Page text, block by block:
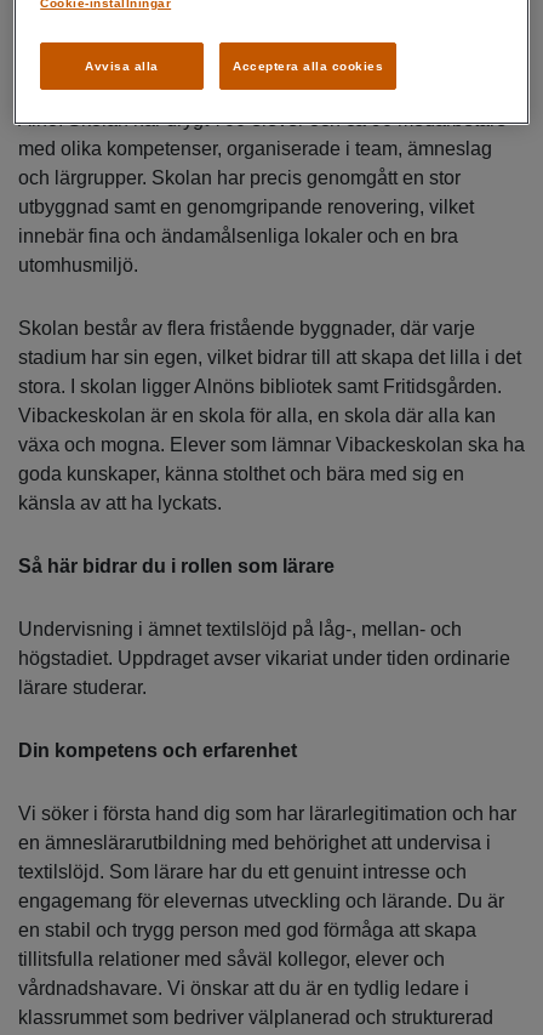
Vibackeskolan är en F-9 skola som ligger mitt i centrala
Alnö. Skolan har drygt 700 elever och ca 90 medarbetare
med olika kompetenser, organiserade i team, ämneslag
och lärgrupper. Skolan har precis genomgått en stor
utbyggnad samt en genomgripande renovering, vilket
innebär fina och ändamålsenliga lokaler och en bra
utomhusmiljö.
Skolan består av flera fristående byggnader, där varje
stadium har sin egen, vilket bidrar till att skapa det lilla i det
stora. I skolan ligger Alnöns bibliotek samt Fritidsgården.
Vibackeskolan är en skola för alla, en skola där alla kan
växa och mogna. Elever som lämnar Vibackeskolan ska ha
goda kunskaper, känna stolthet och bära med sig en
känsla av att ha lyckats.
Så här bidrar du i rollen som lärare
Undervisning i ämnet textilslöjd på låg-, mellan- och
högstadiet. Uppdraget avser vikariat under tiden ordinarie
lärare studerar.
Din kompetens och erfarenhet
Vi söker i första hand dig som har lärarlegitimation och har
en ämneslärarutbildning med behörighet att undervisa i
textilslöjd. Som lärare har du ett genuint intresse och
engagemang för elevernas utveckling och lärande. Du är
en stabil och trygg person med god förmåga att skapa
tillitsfulla relationer med såväl kollegor, elever och
vårdnadshavare. Vi önskar att du är en tydlig ledare i
klassrummet som bedriver välplanerad och strukturerad
Avvisa alla Acceptera alla cookies
Cookie-inställningar